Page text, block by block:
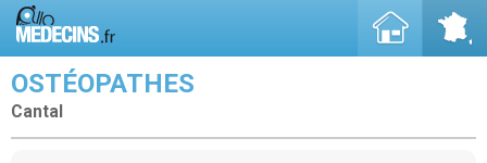
OSTÉOPATHES
Cantal